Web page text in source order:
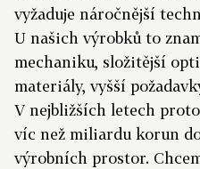
vyžaduje náročnější
U našich výrobků to
mechaniku, složitější
materiály, vyšší
V nejbližších letech
víc než miliardu korun
výrobních prostor.